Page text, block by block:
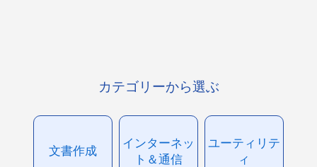
カテゴリーから選ぶ
文書作成
インターネッ
ト＆通信
ユーティリテ
ィ